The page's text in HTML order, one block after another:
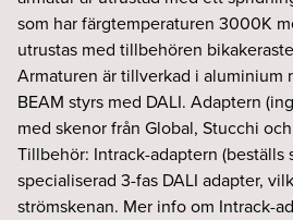
som har färgtemperaturen 3000K
utrustas med tillbehören
Armaturen är tillverkad i aluminium
BEAM styrs med DALI. Adaptern
med skenor från Global, Stucchi
Tillbehör: Intrack-adaptern (beställs
specialiserad 3-fas DALI adapter,
strömskenan. Mer info om Intrack-